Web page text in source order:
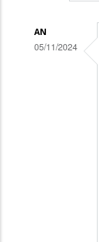
AN
05/11/2024